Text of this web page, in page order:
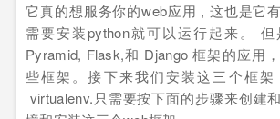
它真的想服务你的web应用 , 这也是它
需要安装python就可以运行起来。
Pyramid, Flask,和 Django 框架的应用
些框架。接下来我们安装这三个框架
virtualenv.只需要按下面的步骤来创建